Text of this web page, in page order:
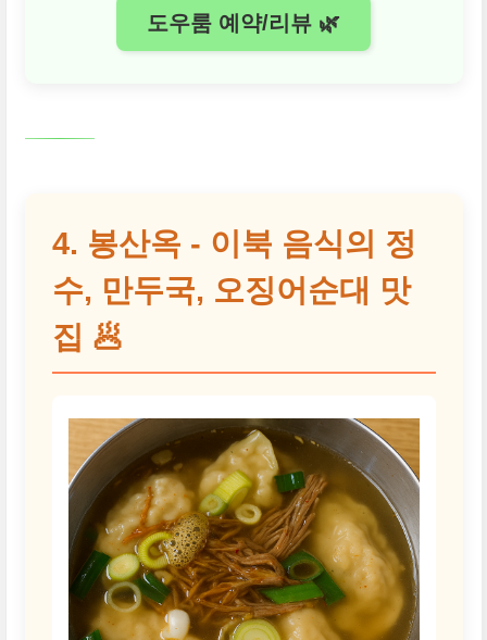
도우룸 예약/리뷰 🌿
4. 봉산옥 - 이북 음식의 정
수, 만두국, 오징어순대 맛
집 🥟